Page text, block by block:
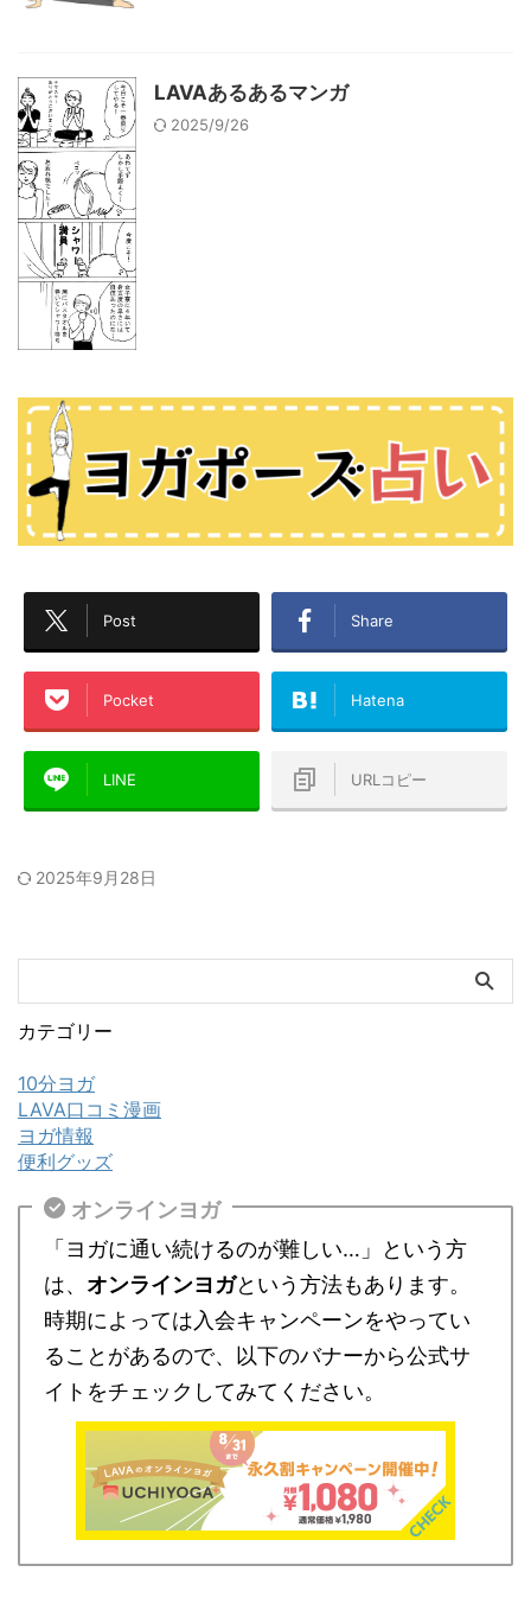
LAVAあるあるマンガ
2025/9/26
Post Share
Pocket Hatena
LINE URLコピー
2025年9月28日
カテゴリー
10分ヨガ
LAVA口コミ漫画
ヨガ情報
便利グッズ
オンラインヨガ
「ヨガに通い続けるのが難しい…」という方
は、 オンラインヨガという方法もあります。
時期によっては入会キャンペーンをやってい
ることがあるので、以下のバナーから公式サ
イトをチェックしてみてください。